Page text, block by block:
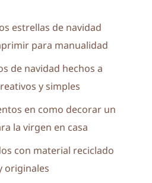
estrellas de navidad
para manualidad
de navidad hechos a
y simples
en como decorar un
la virgen en casa
con material reciclado
originales